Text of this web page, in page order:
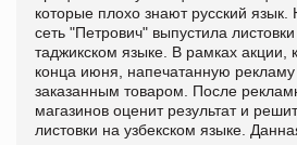
которые плохо знают русский
сеть "Петрович" выпустила
таджикском языке. В рамках акции,
конца июня, напечатанную рекламу
заказанным товаром. После
магазинов оценит результат и
листовки на узбекском языке.